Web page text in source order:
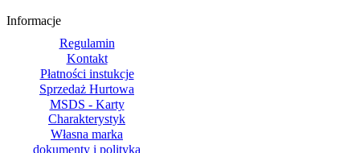
Informacje
Regulamin
Kontakt
Płatności instukcje
Sprzedaż Hurtowa
MSDS - Karty
Charakterystyk
Własna marka
dokumenty i polityka